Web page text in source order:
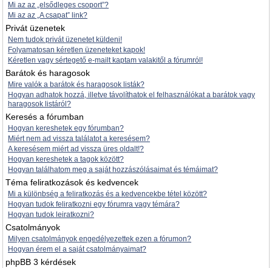
Mi az az „elsődleges csoport”?
Mi az az „A csapat” link?
Privát üzenetek
Nem tudok privát üzenetet küldeni!
Folyamatosan kéretlen üzeneteket kapok!
Kéretlen vagy sértegető e-mailt kaptam valakitől a fórumról!
Barátok és haragosok
Mire valók a barátok és haragosok listák?
Hogyan adhatok hozzá, illetve távolíthatok el felhasználókat a barátok vagy
haragosok listáról?
Keresés a fórumban
Hogyan kereshetek egy fórumban?
Miért nem ad vissza találatot a keresésem?
A keresésem miért ad vissza üres oldalt!?
Hogyan kereshetek a tagok között?
Hogyan találhatom meg a saját hozzászólásaimat és témáimat?
Téma feliratkozások és kedvencek
Mi a különbség a feliratkozás és a kedvencekbe tétel között?
Hogyan tudok feliratkozni egy fórumra vagy témára?
Hogyan tudok leiratkozni?
Csatolmányok
Milyen csatolmányok engedélyezettek ezen a fórumon?
Hogyan érem el a saját csatolmányaimat?
phpBB 3 kérdések